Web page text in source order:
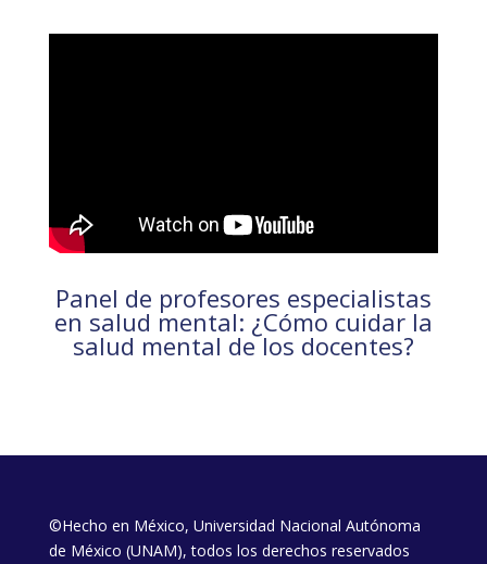
Panel de profesores especialistas
en salud mental: ¿Cómo cuidar la
salud mental de los docentes?
©Hecho en México, Universidad Nacional Autónoma
de México (UNAM), todos los derechos reservados